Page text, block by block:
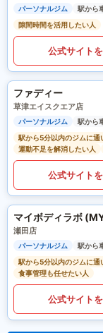
パーソナルジム
駅から
隙間時間を活用したい人
公式サイト
ファディー
草津エイスクエア店
パーソナルジム
駅から
駅から5分以内のジムに通
運動不足を解消したい人
公式サイト
マイボディラボ
瀬田店
パーソナルジム
駅から
駅から5分以内のジムに通
食事管理も任せたい人
公式サイト